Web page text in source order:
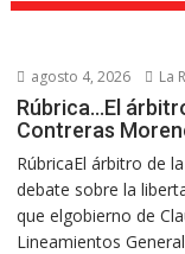
agosto 4, 2026 La
Rúbrica…El
Contreras
RúbricaEl árbitro de
debate sobre la
que elgobierno de
Lineamientos